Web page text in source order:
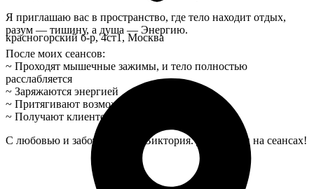
Я приглашаю вас в пространство, где тело находит отдых,
разум — тишину, а душа — Энергию.
После моих сеансов:
~ Проходят мышечные зажимы, и тело полностью
расслабляется
~ Заряжаются энергией
~ Притягивают возможности в свою жизнь
~ Получают клиентов и оплаты
С любовью и заботой о Вас, Виктория. До встречи на сеансах!
красногорский б-р, 4ст1, Москва